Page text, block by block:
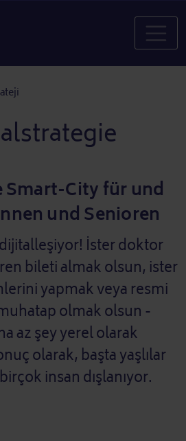
Smart-City für und
und Senioren
İster doktor
bileti almak olsun, ister
yapmak veya resmi
olmak olsun -
az şey yerel olarak
olarak, başta yaşlılar
insan dışlanıyor.